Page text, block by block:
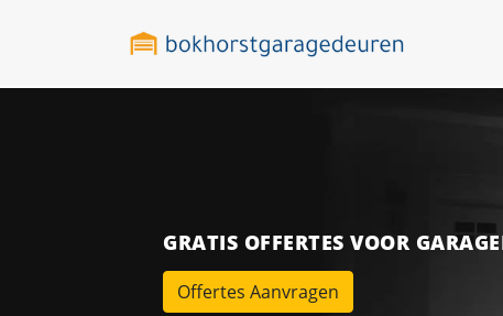
GRATIS OFFERTES VOOR
Offertes Aanvragen